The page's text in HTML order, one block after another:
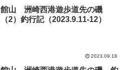
館山 洲崎西港遊歩道先の磯
（2）釣行記（2023.9.11-12）
2023.09.18